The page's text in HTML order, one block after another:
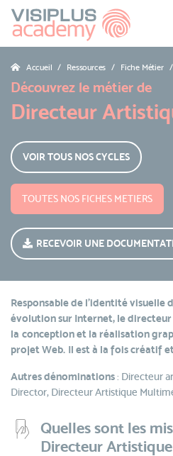
Accueil Ressources Fiche Métier
Découvrez le métier de
Directeur
VOIR TOUS NOS CYCLES
TOUTES NOS FICHES METIERS
RECEVOIR UNE
Responsable de l’identité visuelle
évolution sur Internet, le
la conception et la réalisation
projet Web. Il est à la fois créatif
Autres dénominations: Directeur
Director, Directeur Artistique
Quelles sont les
Directeur